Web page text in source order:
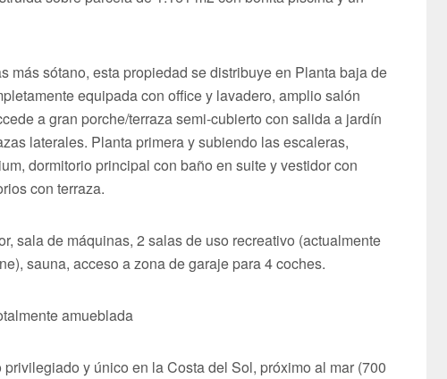
más sótano, esta propiedad se distribuye en Planta baja de
equipada con office y lavadero, amplio salón
a gran porche/terraza semi-cubierto con salida a jardín
laterales. Planta primera y subiendo las escaleras,
dormitorio principal con baño en suite y vestidor con
con terraza.
sala de máquinas, 2 salas de uso recreativo (actualmente
sauna, acceso a zona de garaje para 4 coches.
amueblada
y único en la Costa del Sol, próximo al mar (700